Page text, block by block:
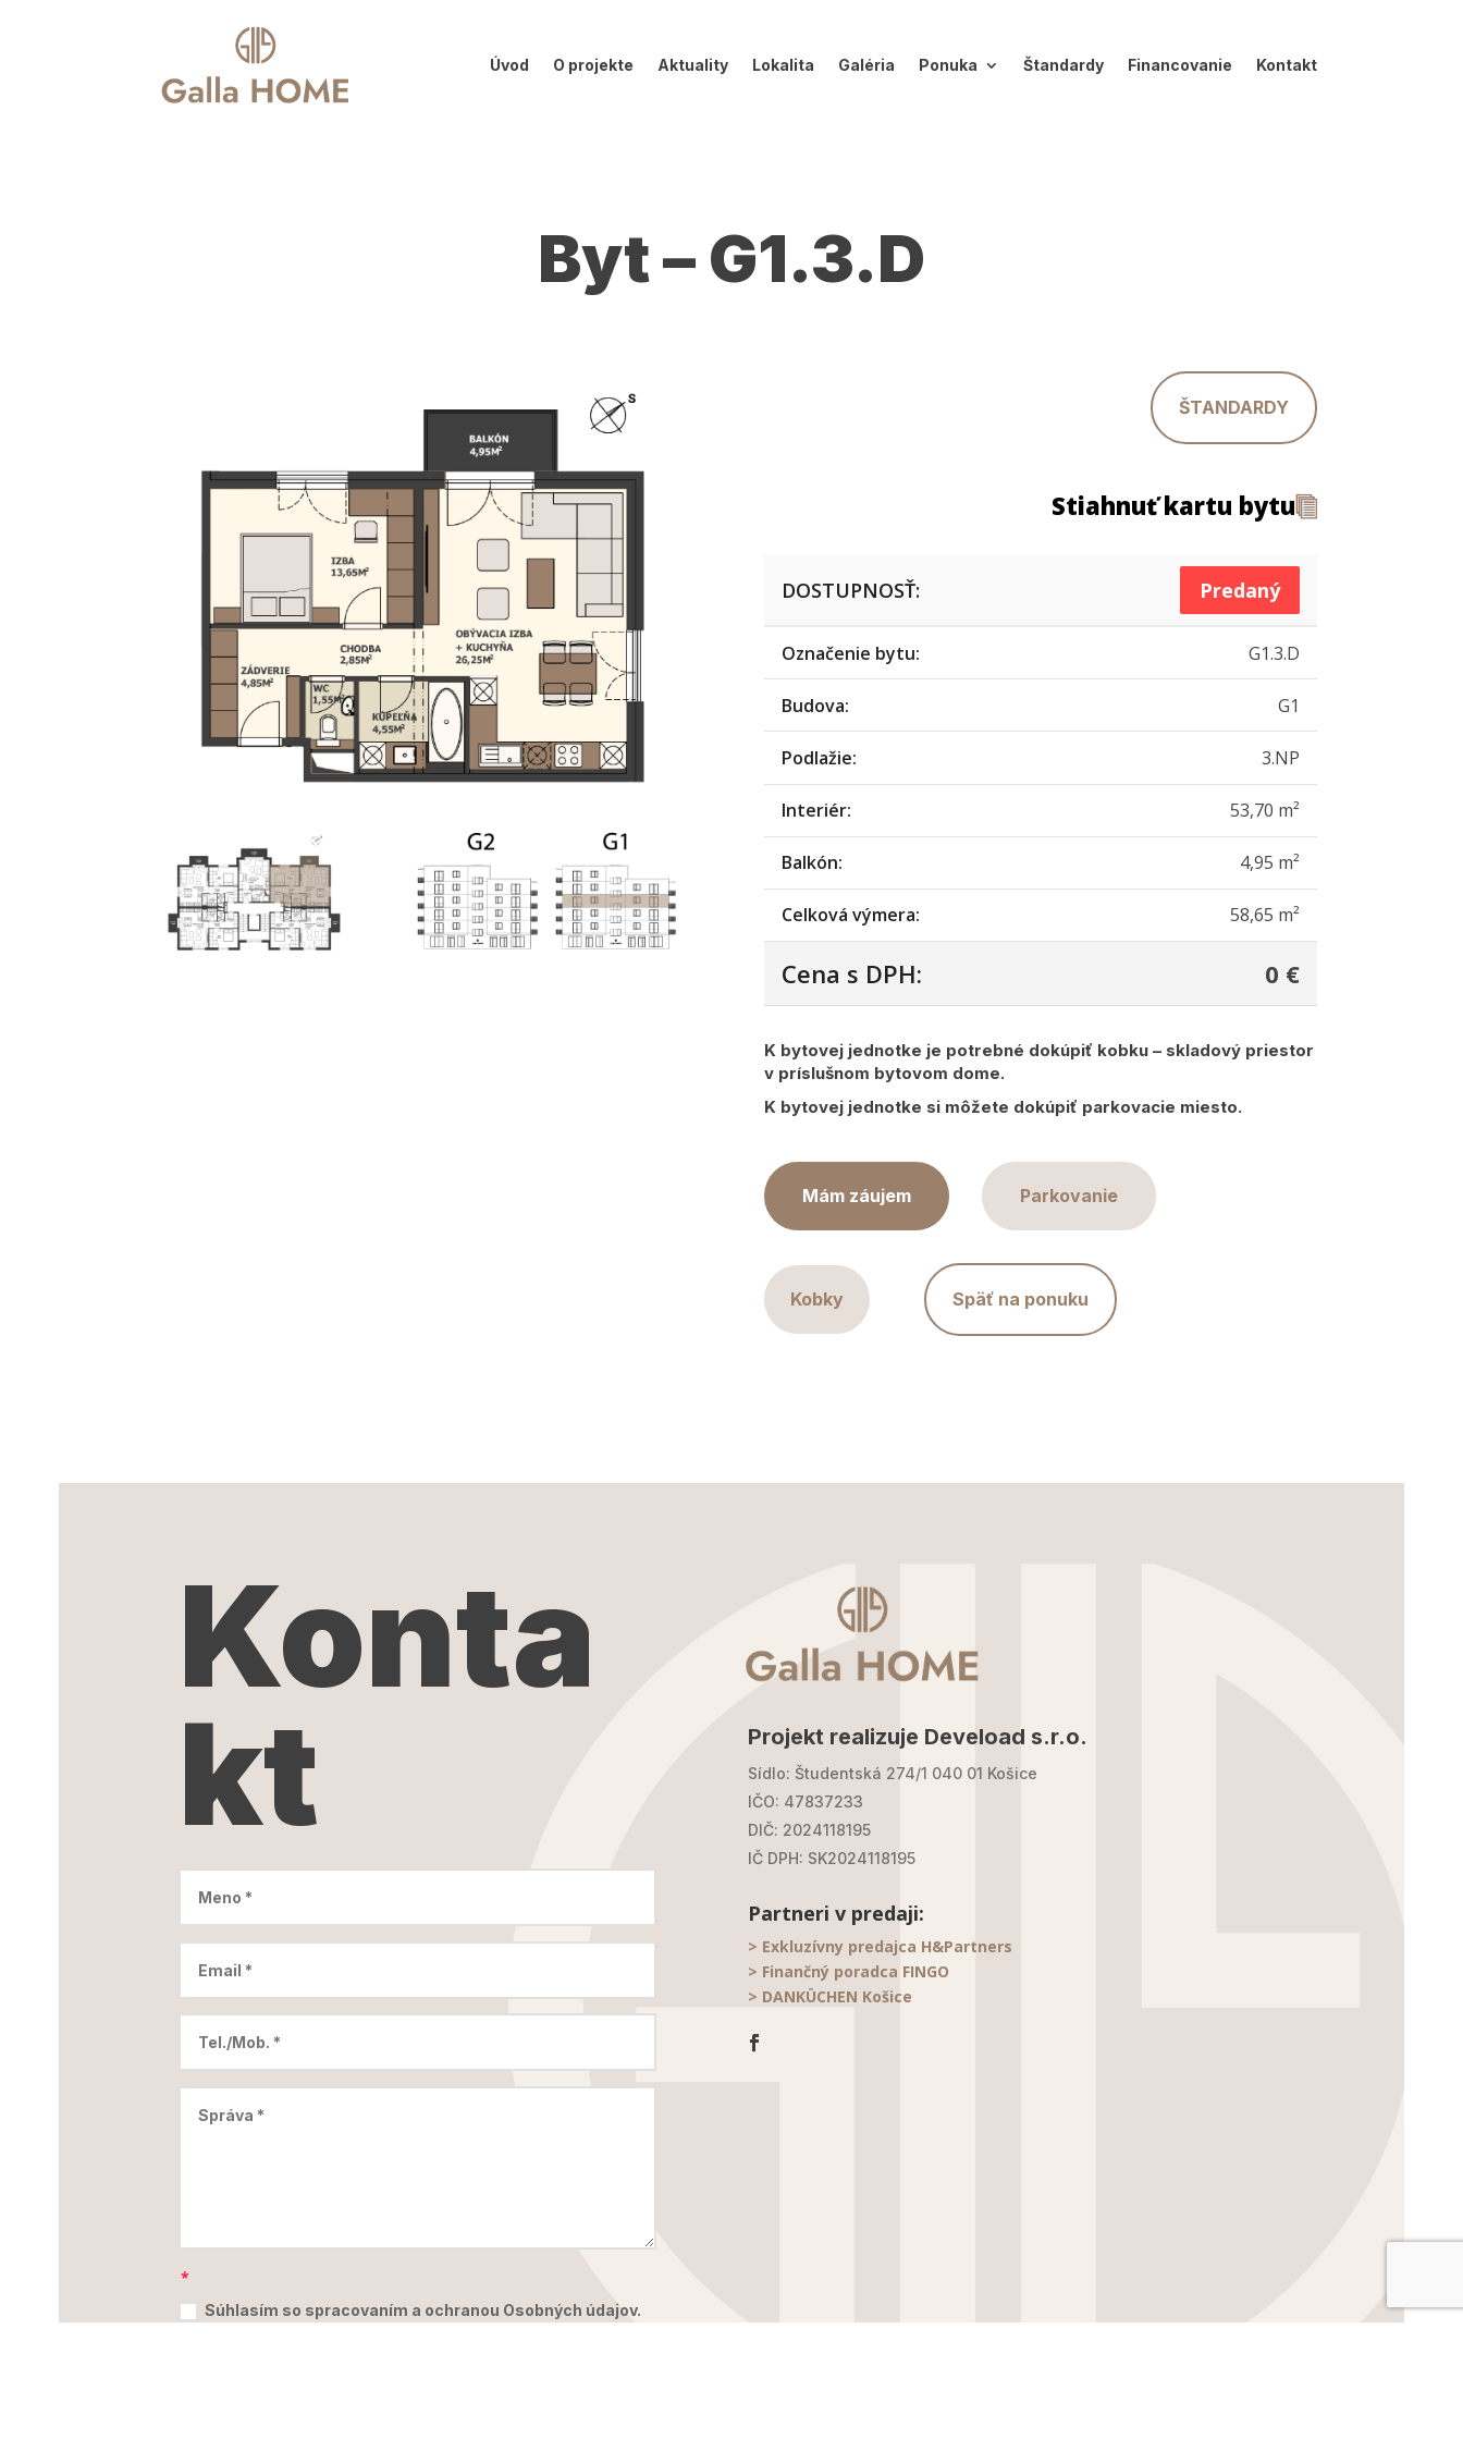
Úvod O projekte Aktuality Lokalita Galéria Ponuka Štandardy Financovanie Kontakt
Byt – G1.3.D
ŠTANDARDY
Stiahnuť kartu bytu
DOSTUPNOSŤ: Predaný
Označenie bytu: G1.3.D
Budova: G1
Podlažie: 3.NP
Interiér: 53,70 m²
Balkón: 4,95 m²
Celková výmera: 58,65 m²
Cena s DPH: 0 €
K bytovej jednotke je potrebné dokúpiť kobku – skladový priestor
v príslušnom bytovom dome.
K bytovej jednotke si môžete dokúpiť parkovacie miesto.
Mám záujem Parkovanie
Kobky Späť na ponuku
Konta
kt
Súhlasím so spracovaním a ochranou Osobných údajov.
Projekt realizuje Deveload s.r.o.
Sídlo: Študentská 274/1 040 01 Košice
IČO: 47837233
DIČ: 2024118195
IČ DPH: SK2024118195
Partneri v predaji:
> Exkluzívny predajca H&Partners
> Finančný poradca FINGO
> DANKÜCHEN Košice